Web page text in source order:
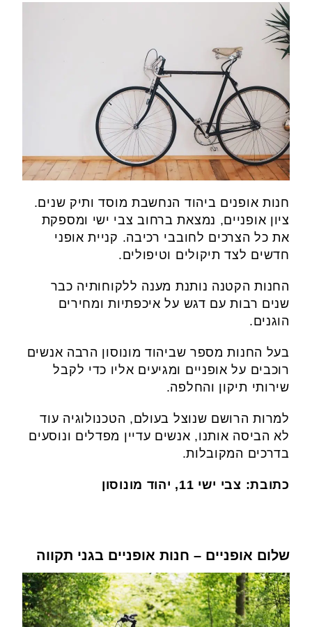
חנות אופנים ביהוד הנחשבת מוסד ותיק שנים.
ציון אופניים, נמצאת ברחוב צבי ישי ומספקת
את כל הצרכים לחובבי רכיבה. קניית אופני
חדשים לצד תיקולים וטיפולים.
החנות הקטנה נותנת מענה ללקוחותיה כבר
שנים רבות עם דגש על איכפתיות ומחירים
הוגנים.
בעל החנות מספר שביהוד מונוסון הרבה אנשים
רוכבים על אופניים ומגיעים אליו כדי לקבל
שירותי תיקון והחלפה.
למרות הרושם שנוצל בעולם, הטכנולוגיה עוד
לא הביסה אותנו, אנשים עדיין מפדלים ונוסעים
בדרכים המקובלות.
כתובת: צבי ישי 11, יהוד מונוסון
שלום אופניים – חנות אופניים בגני תקווה